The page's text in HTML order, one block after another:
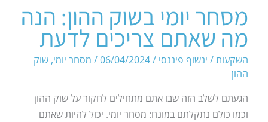
מסחר יומי בשוק ההון: הנה
מה שאתם צריכים לדעת
השקעות/ ינשוף פיננסי /
06/04/2024
/ מסחר יומי, שוק
ההון
הגעתם לשלב הזה שבו אתם מתחילים לחקור על שוק ההון
וכמו כולם נתקלתם במונח: מסחר יומי. יכול להיות שאתם